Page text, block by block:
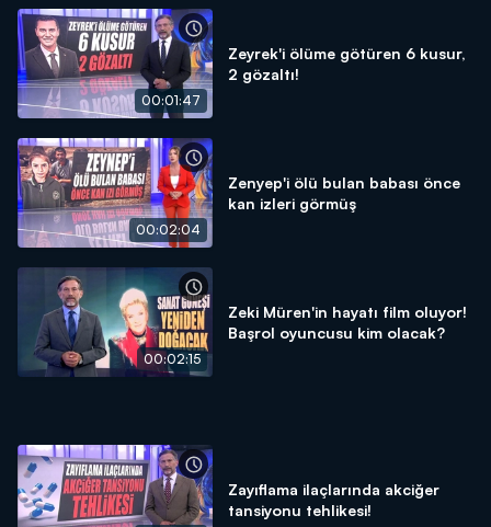
00:01:47
Zeyrek'i ölüme götüren 6 kusur,
2 gözaltı!
00:02:04
Zenyep'i ölü bulan babası önce
kan izleri görmüş
00:02:15
Zeki Müren'in hayatı film oluyor!
Başrol oyuncusu kim olacak?
Zayıflama ilaçlarında akciğer
tansiyonu tehlikesi!